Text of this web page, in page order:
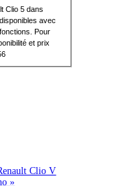
Clio 5 dans
isponibles avec
Pour
et prix
Clio V
»